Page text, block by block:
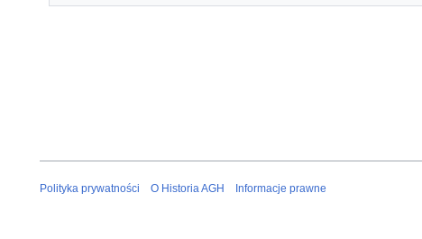
Polityka prywatności O Historia AGH Informacje prawne